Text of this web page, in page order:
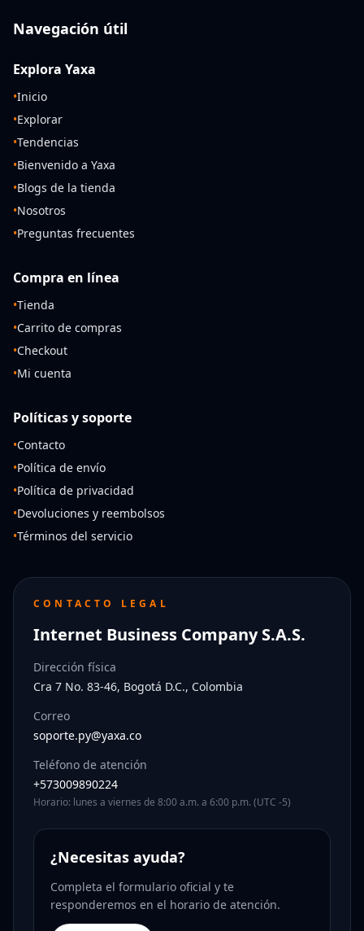
Navegación útil
Explora Yaxa
•Inicio
•Explorar
•Tendencias
•Bienvenido a Yaxa
•Blogs de la tienda
•Nosotros
•Preguntas frecuentes
Compra en línea
•Tienda
•Carrito de compras
•Checkout
•Mi cuenta
Políticas y soporte
•Contacto
•Política de envío
•Política de privacidad
•Devoluciones y reembolsos
•Términos del servicio
CONTACTO LEGAL
Internet Business Company S.A.S.
Dirección física
Cra 7 No. 83-46, Bogotá D.C., Colombia
Correo
soporte.py@yaxa.co
Teléfono de atención
+573009890224
Horario: lunes a viernes de 8:00 a.m. a 6:00 p.m. (UTC -5)
¿Necesitas ayuda?
Completa el formulario oficial y te
responderemos en el horario de atención.